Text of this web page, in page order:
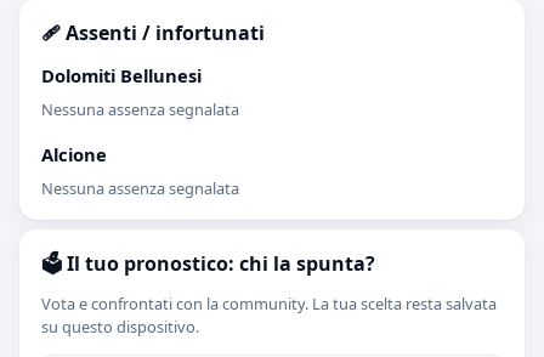
🩹 Assenti / infortunati
Dolomiti Bellunesi
Nessuna assenza segnalata
Alcione
Nessuna assenza segnalata
🗳️ Il tuo pronostico: chi la spunta?
Vota e confrontati con la community. La tua scelta resta salvata
su questo dispositivo.